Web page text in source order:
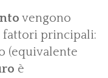
vengono
fattori principali:
(equivalente
è